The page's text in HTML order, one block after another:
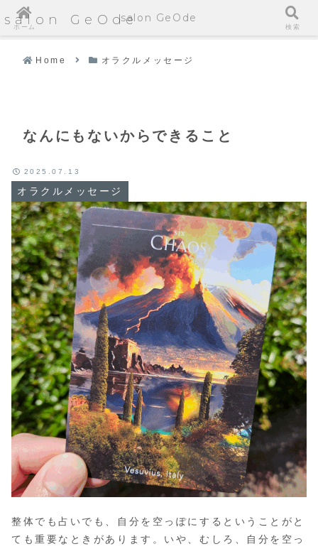
salon GeOde
Home オラクルメッセージ
なんにもないからできること
オラクルメッセージ
2025.07.13
整体でも占いでも、自分を空っぽにするということがと
ても重要なときがあります。いや、むしろ、自分を空っ
ホーム
salon GeOde
検索